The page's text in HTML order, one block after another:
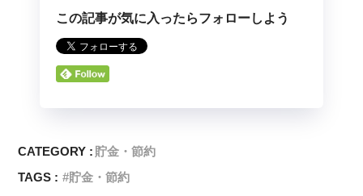
この記事が気に入ったらフォローしよう
CATEGORY : 貯金・節約
TAGS :
貯金・節約